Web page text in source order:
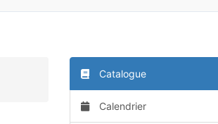
Catalogue
Calendrier